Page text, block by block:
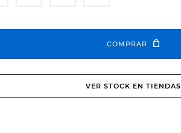
COMPRAR
VER STOCK EN TIENDAS